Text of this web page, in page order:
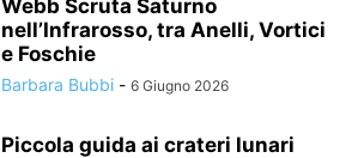
Webb Scruta Saturno
nell’Infrarosso, tra Anelli, Vortici
e Foschie
Barbara Bubbi - 6 Giugno 2026
Piccola guida ai crateri lunari